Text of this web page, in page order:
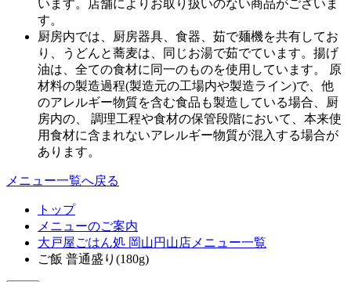
います。店舗によりお取り扱いのない商品がございま
す。
厨房内では、厨房器具、食器、茹で麺機を共有してお
り、うどんと蕎麦は、同じお湯で茹でています。揚げ
油は、全ての食材に同一のものを使用しています。 原
材料の製造過程(製造元の工場内や製造ライン)で、他
のアレルギー物質を含む食品も製造している場合、厨
房内の、 調理工程や食材の保管段階において、本来使
用食材に含まれないアレルギー物質が混入する場合が
あります。
メニュー一覧へ戻る
トップ
メニューのご案内
大戸屋ごはん処 岡山円山店メニュー一覧
ご飯 普通盛り(180g)